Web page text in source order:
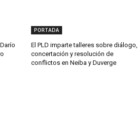
PORTADA
El PLD imparte talleres sobre diálogo,
concertación y resolución de
conflictos en Neiba y Duverge